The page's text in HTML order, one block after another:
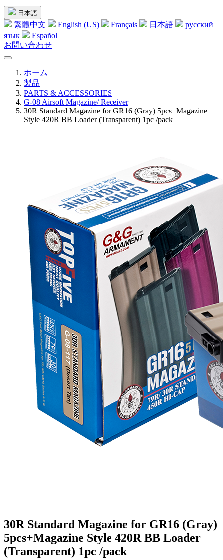
日本語
繁體中文 English (US) Français 日本語
русский
язык
Español
お問い合わせ
ホーム
製品
PARTS & ACCESSORIES
G-08 Airsoft Magazine/ Receiver
30R Standard Magazine for GR16 (Gray) 5pcs+Magazine
Style 420R BB Loader (Transparent) 1pc /pack
30R Standard Magazine for GR16 (Gray)
5pcs+Magazine Style 420R BB Loader
(Transparent) 1pc /pack